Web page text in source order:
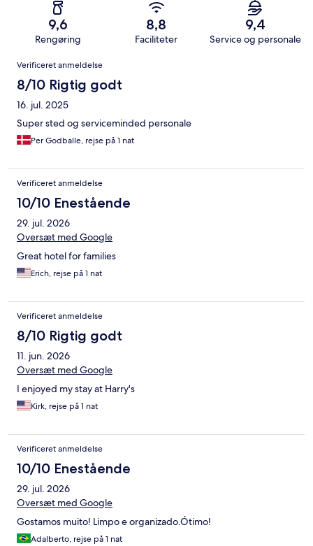
9,6
Rengøring
8,8
Faciliteter
9,4
Service og personale
Anmeldelser
Verificeret anmeldelse
8/10 Rigtig godt
16. jul. 2025
Super sted og serviceminded personale
Per Godballe, rejse på 1 nat
Verificeret anmeldelse
10/10 Enestående
29. jul. 2026
Oversæt med Google
Great hotel for families
Erich, rejse på 1 nat
Verificeret anmeldelse
8/10 Rigtig godt
11. jun. 2026
Oversæt med Google
I enjoyed my stay at Harry's
Kirk, rejse på 1 nat
Verificeret anmeldelse
10/10 Enestående
29. jul. 2026
Oversæt med Google
Gostamos muito! Limpo e organizado.Ótimo!
Adalberto, rejse på 1 nat